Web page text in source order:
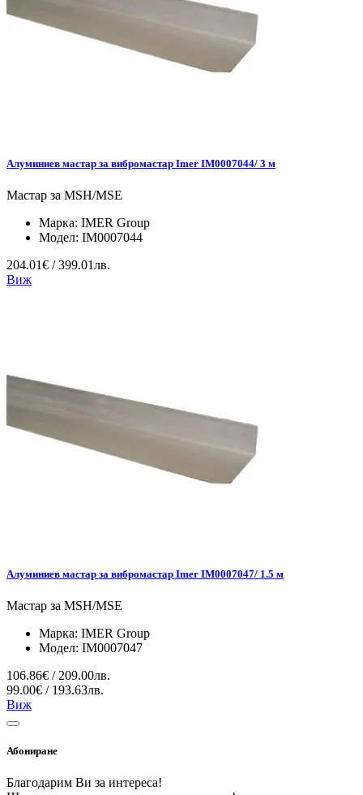
Алуминиев мастар за вибромастар Imer IM0007044/ 3 м
Мастар за MSH/MSE
Марка: IMER Group
Модел: IM0007044
204.01€ / 399.01лв.
Виж
Алуминиев мастар за вибромастар Imer IM0007047/ 1.5 м
Мастар за MSH/MSE
Марка: IMER Group
Модел: IM0007047
106.86€ / 209.00лв.
99.00€ / 193.63лв.
Виж
Абониране
Благодарим Ви за интереса!